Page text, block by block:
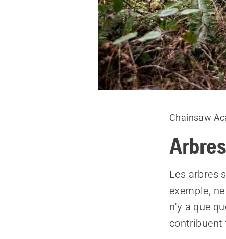
Chainsaw
Les arbres
exemple,
n'y a que
contribuent